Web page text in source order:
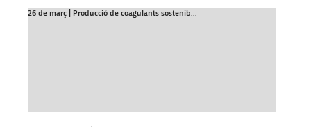
26 de març | Producció de coagulants sostenib...